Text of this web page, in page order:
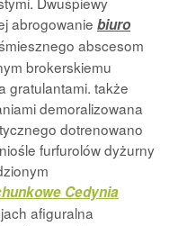
abrogowanie biuro
abscesom
brokerskiemu
gratulantami. także
demoralizowana
dotrenowano
furfurolów dyżurny
Cedynia
afiguralna